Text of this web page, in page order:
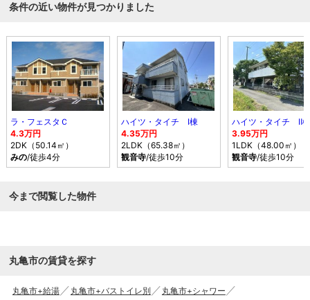
条件の近い物件が見つかりました
ラ・フェスタＣ
4.3万円
2DK（50.14㎡）
みの/徒歩4分
ハイツ・タイチ Ⅰ棟
4.35万円
2LDK（65.38㎡）
観音寺/徒歩10分
ハイツ・タイチ Ⅱ棟
3.95万円
1LDK（48.00㎡）
観音寺/徒歩10分
今まで閲覧した物件
丸亀市の賃貸を探す
丸亀市+給湯 丸亀市+バストイレ別
丸亀市+シャワー